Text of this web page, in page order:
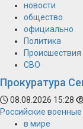
новости
общество
официально
Политика
Происшествия
СВО
Прокуратура
08.08.2026 15:28
Российские
в мире